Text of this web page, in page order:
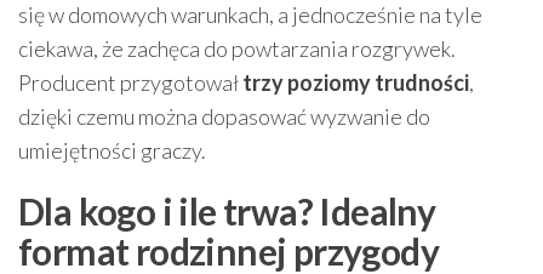
się w domowych warunkach, a jednocześnie na tyle
ciekawa, że zachęca do powtarzania rozgrywek.
Producent przygotowałtrzy poziomy trudności,
dzięki czemu można dopasować wyzwanie do
umiejętności graczy.
Dla kogo i ile trwa? Idealny
format rodzinnej przygody